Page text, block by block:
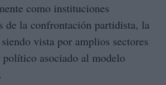
como instituciones
de la confrontación partidista, la
vista por amplios sectores
asociado al modelo